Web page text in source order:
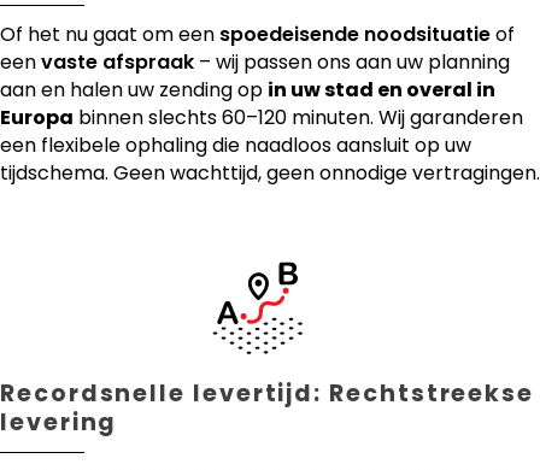
Of het nu gaat om een spoedeisende noodsituatieof
eenvaste afspraak – wij passen ons aan uw planning
aan en halen uw zending op in uw stad en overal in
Europa binnen slechts 60–120 minuten. Wij garanderen
een flexibele ophaling die naadloos aansluit op uw
tijdschema. Geen wachttijd, geen onnodige vertragingen.
Recordsnelle levertijd: Rechtstreekse
levering